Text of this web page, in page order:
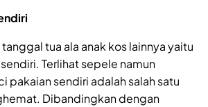
tua ala anak kos lainnya yaitu
Terlihat sepele namun
pakaian sendiri adalah salah satu
Dibandingkan dengan